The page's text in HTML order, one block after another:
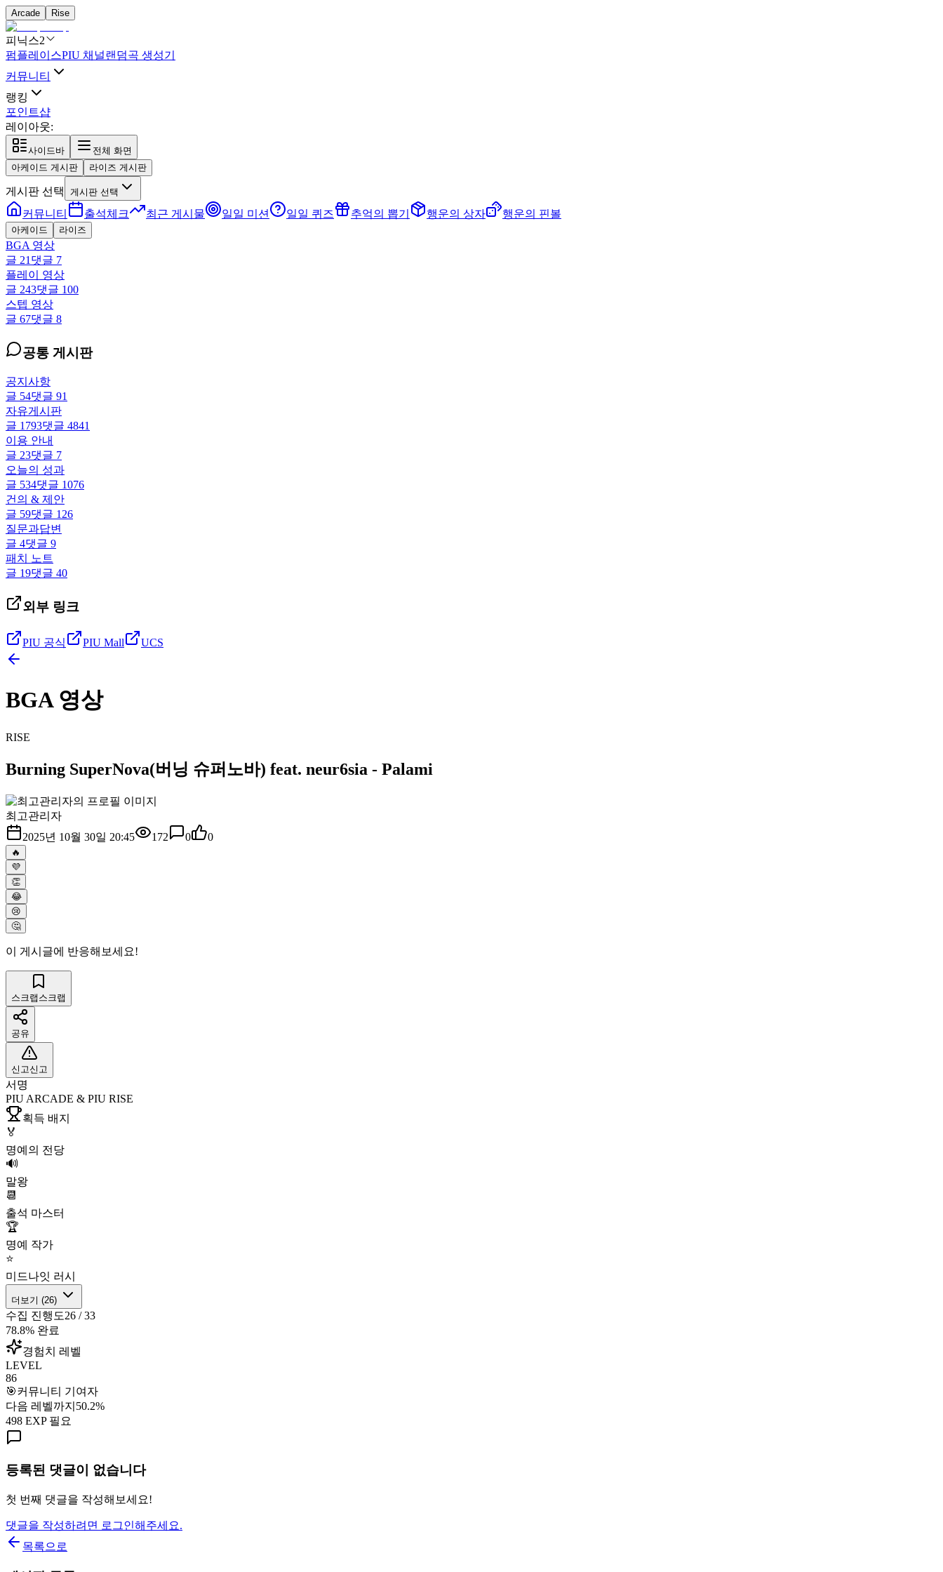
Arcade Rise
피닉스2
펌플레이스PIU 채널랜덤곡 생성기
커뮤니티
랭킹
포인트샵
레이아웃:
사이드바
전체 화면
아케이드 게시판
라이즈 게시판
게시판 선택 게시판 선택
커뮤니티 출석체크 최근 게시물 일일 미션 일일 퀴즈 추억의 뽑기 행운의 상자 행운의 핀볼
아케이드 라이즈
BGA 영상
글 21 댓글 7
플레이 영상
글 243댓글 100
스텝 영상
글 67댓글 8
공통 게시판
공지사항
글 54댓글 91
자유게시판
글 1793댓글 4841
이용 안내
글 23댓글 7
오늘의 성과
글 534댓글 1076
건의 & 제안
글 59댓글 126
질문과답변
글 4댓글 9
패치 노트
글 19댓글 40
외부 링크
PIU 공식 PIU Mall UCS
BGA 영상
RISE
Burning SuperNova(버닝 슈퍼노바) feat. neur6sia - Palami
최고관리자
2025년 10월 30일 20:45
172 0 0
🔥
💜
👏
😂
😢
🤔
이 게시글에 반응해보세요!
스크랩 스크랩
공유
신고신고
서명
PIU ARCADE & PIU RISE
획득 배지
🏅
명예의 전당
🔊
말왕
📆
출석 마스터
🏆
명예 작가
⭐
미드나잇 러시
더보기 (26)
수집 진행도26 /33
78.8% 완료
경험치 레벨
LEVEL
86
🎯커뮤니티 기여자
다음 레벨까지 50.2%
498 EXP 필요
등록된 댓글이 없습니다
첫 번째 댓글을 작성해보세요!
댓글을 작성하려면 로그인해주세요.
목록으로